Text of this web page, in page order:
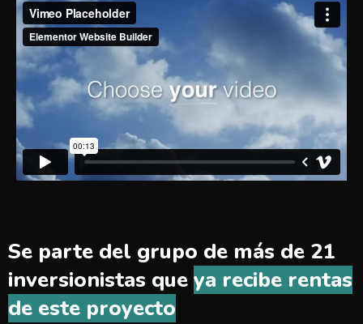
Se parte del grupo de más de 21
inversionistas que ya recibe rentas
de este proyecto